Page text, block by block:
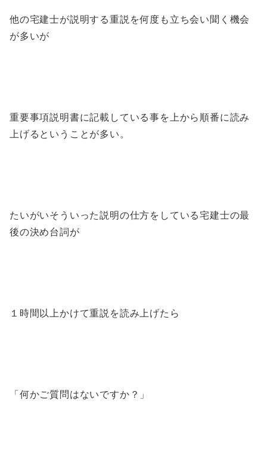
他の宅建士が説明する重説を何度も立ち会い聞く機会
が多いが
重要事項説明書に記載している事を上から順番に読み
上げるということが多い。
たいがいそういった説明の仕方をしている宅建士の最
後の決め台詞が
１時間以上かけて重説を読み上げたら
「何かご質問はないですか？」